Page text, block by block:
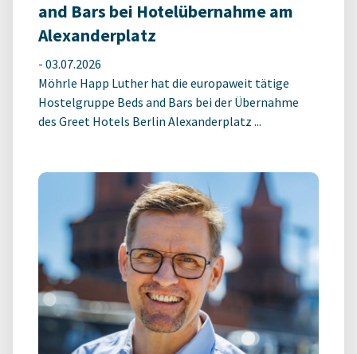
and Bars bei Hotelübernahme am
Alexanderplatz
- 03.07.2026
Möhrle Happ Luther hat die europaweit tätige
Hostelgruppe Beds and Bars bei der Übernahme
des Greet Hotels Berlin Alexanderplatz ...